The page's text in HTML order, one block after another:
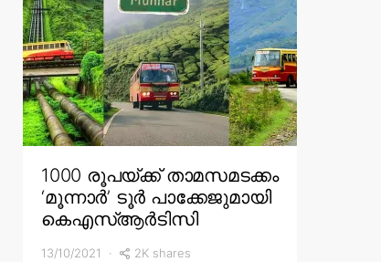
1000 രൂപയ്ക്ക് താമസമടക്കം
‘മൂന്നാർ’ ടൂർ പാക്കേജുമായി
കെഎസ്ആർടിസി
13/10/2021 2K shares